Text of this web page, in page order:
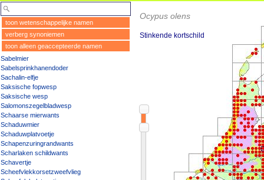
toon wetenschappelijke namen
verberg synoniemen
toon alleen geaccepteerde namen
Sabelmier
Sabelsprinkhanendoder
Sachalin-elfje
Saksische fopwesp
Saksische wesp
Salomonszegelbladwesp
Schaarse mierwants
Schaduwmier
Schaduwplatvoetje
Schapenzuringrandwants
Scharlaken schildwants
Schavertje
Scheefvlekkorsetzweefvlieg
Ocypus olens
Stinkende kortschild